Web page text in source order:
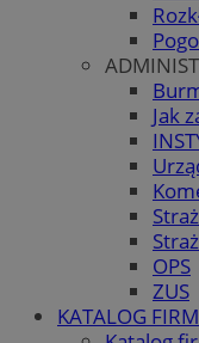
Jak
OPS
ZUS
KATALOG FIRM